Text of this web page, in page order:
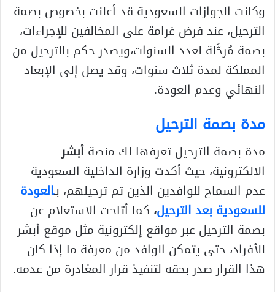
وكانت الجوازات السعودية قد أعلنت بخصوص بصمة
الترحيل، عند فرض غرامة على المخالفين للإجراءات،
بصمة مُرحَّلة لعدد السنوات،ويصدر حكم بالترحيل من
المملكة لمدة ثلاث سنوات، وقد يصل إلى الإبعاد
النهائي وعدم العودة.
مدة بصمة الترحيل
مدة بصمة الترحيل تعرفها لك منصةأبشر
الالكترونية، حيث أكدت وزارة الداخلية السعودية
عدم السماح للوافدين الذين تم ترحيلهم، بـالعودة
للسعودية بعد الترحيل، كما أتاحت الاستعلام عن
بصمة الترحيل عبر مواقع إلكترونية مثل موقع أبشر
للأفراد، حتى يتمكن الوافد من معرفة ما إذا كان
هذا القرار صدر بحقه لتنفيذ قرار المغادرة من عدمه.